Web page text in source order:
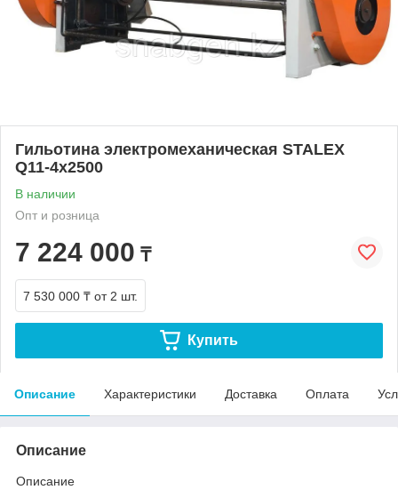
Гильотина электромеханическая STALEX
Q11-4x2500
В наличии
Опт и розница
7 224 000 ₸
7 530 000 ₸ от 2 шт.
Купить
Описание Характеристики Доставка Оплата
Описание
Описание